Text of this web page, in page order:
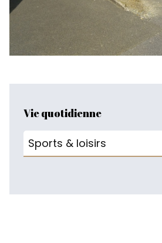
Vie quotidienne
Sports & loisirs